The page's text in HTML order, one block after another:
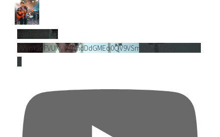
YouTube動画
VVVnY3dFVUNyY01mdDdGMEo0QV9VSmZRLmNlSkVNci1Cejl